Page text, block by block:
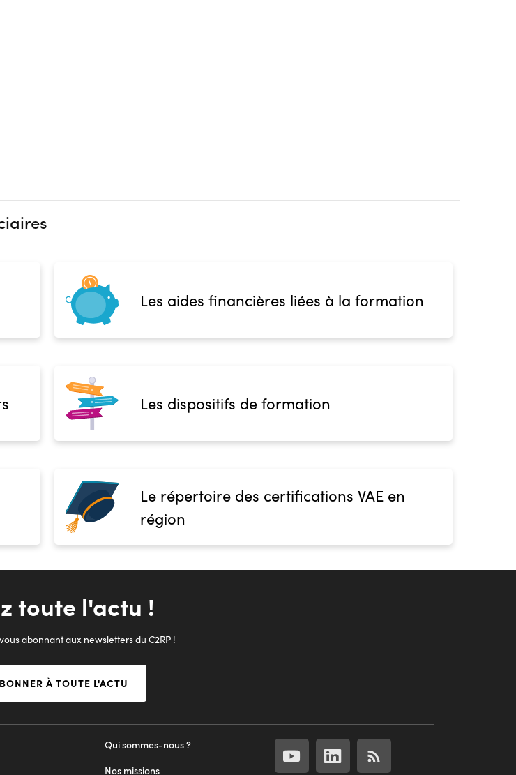
Les aides financières liées à la formation
Les dispositifs de formation
Le répertoire des certifications VAE en
région
toute l'actu !
abonnant aux newsletters du C2RP !
À TOUTE L'ACTU
Qui sommes-nous ?
Nos missions